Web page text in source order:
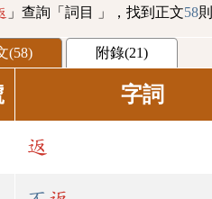
」查詢「詞目 」，找到正文58
(58) 附錄(21)
字詞
返